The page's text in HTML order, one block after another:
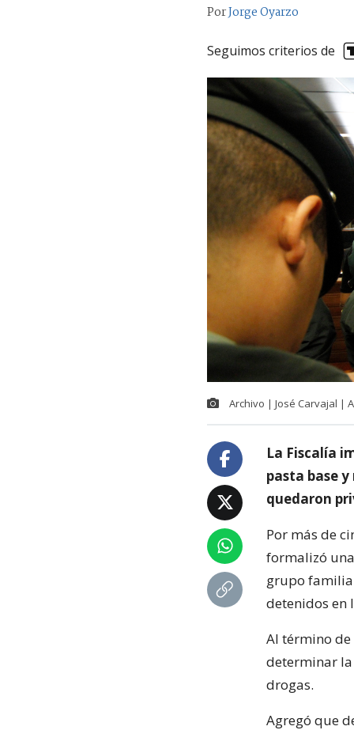
PorJorge Oyarzo
Seguimos criterios de
Archivo | José Carvajal |
La Fiscalía
pasta base
quedaron
Por más de
formalizó
grupo
detenidos en
Al término de
determinar
drogas.
Agregó que